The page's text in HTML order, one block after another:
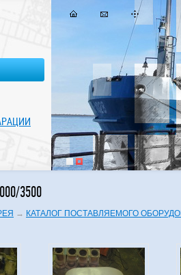
3500
→ КАТАЛОГ ПОСТАВЛЯЕМОГО